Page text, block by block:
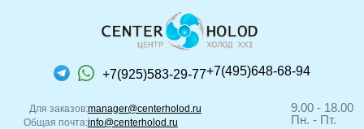
+7(925)583-29-77+7(495)648-68-94
Для заказов:manager@centerholod.ru
Общая почта:info@centerholod.ru
9.00 - 18.00
Пн. - Пт.